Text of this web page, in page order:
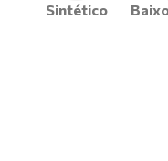
Sintético